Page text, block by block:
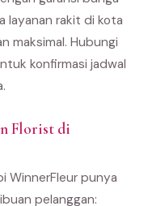
layanan rakit di kota
maksimal. Hubungi
konfirmasi jadwal
Florist di
WinnerFleur punya
pelanggan: